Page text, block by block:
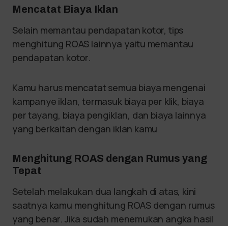
Mencatat Biaya Iklan
Selain memantau pendapatan kotor, tips
menghitung ROAS lainnya yaitu memantau
pendapatan kotor.
Kamu harus mencatat semua biaya mengenai
kampanye iklan, termasuk biaya per klik, biaya
per tayang, biaya pengiklan, dan biaya lainnya
yang berkaitan dengan iklan kamu
Menghitung ROAS dengan Rumus yang
Tepat
Setelah melakukan dua langkah di atas, kini
saatnya kamu menghitung ROAS dengan rumus
yang benar. Jika sudah menemukan angka hasil